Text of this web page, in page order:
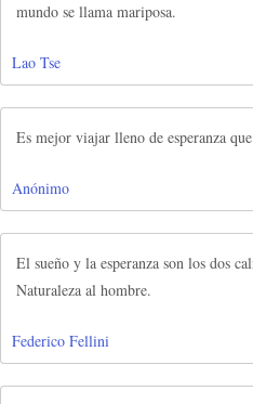
mundo se llama mariposa.
Lao Tse
Es mejor viajar lleno de esperanza
Anónimo
El sueño y la esperanza son los dos
Naturaleza al hombre.
Federico Fellini